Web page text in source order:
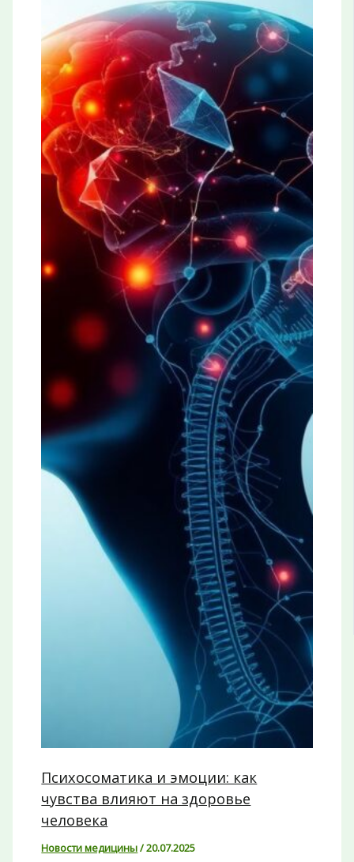
Психосоматика и эмоции: как
чувства влияют на здоровье
человека
Новости медицины/20.07.2025